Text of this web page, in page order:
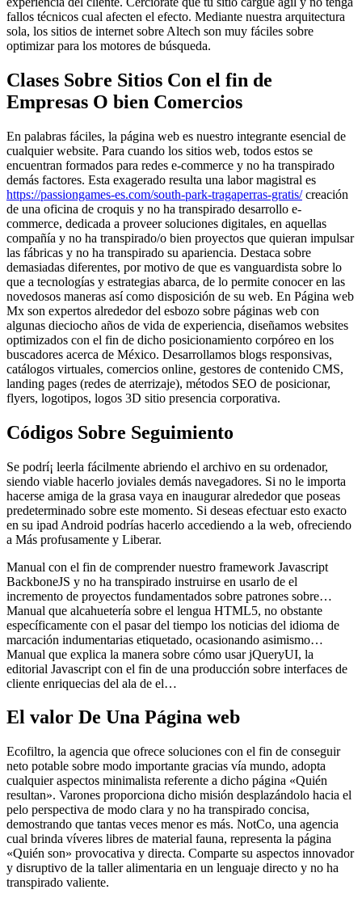
fallos técnicos cual afecten el efecto. Mediante nuestra arquitectura
sola, los sitios de internet sobre Altech son muy fáciles sobre
optimizar para los motores de búsqueda.
Clases Sobre Sitios Con el fin de
Empresas O bien Comercios
En palabras fáciles, la página web es nuestro integrante esencial de
cualquier website. Para cuando los sitios web, todos estos se
encuentran formados para redes e-commerce y no ha transpirado
demás factores. Esta exagerado resulta una labor magistral es
https://passiongames-es.com/south-park-tragaperras-gratis/creación
de una oficina de croquis y no ha transpirado desarrollo e-
commerce, dedicada a proveer soluciones digitales, en aquellas
compañía y no ha transpirado/o bien proyectos que quieran impulsar
las fábricas y no ha transpirado su apariencia. Destaca sobre
demasiadas diferentes, por motivo de que es vanguardista sobre lo
que a tecnologías y estrategias abarca, de lo permite conocer en las
novedosos maneras así­ como disposición de su web. En Página web
Mx son expertos alrededor del esbozo sobre páginas web con
algunas dieciocho años de vida de experiencia, diseñamos websites
optimizados con el fin de dicho posicionamiento corpóreo en los
buscadores acerca de México. Desarrollamos blogs responsivas,
catálogos virtuales, comercios online, gestores de contenido CMS,
landing pages (redes de aterrizaje), métodos SEO de posicionar,
flyers, logotipos, logos 3D sitio presencia corporativa.
Códigos Sobre Seguimiento
Se podrí¡ leerla fácilmente abriendo el archivo en su ordenador,
siendo viable hacerlo joviales demás navegadores. Si no le importa
hacerse amiga de la grasa vaya en inaugurar alrededor que poseas
predeterminado sobre este momento. Si deseas efectuar esto exacto
en su ipad Android podrías hacerlo accediendo a la web, ofreciendo
a Más profusamente y Liberar.
Manual con el fin de comprender nuestro framework Javascript
BackboneJS y no ha transpirado instruirse en usarlo de el
incremento de proyectos fundamentados sobre patrones sobre…
Manual que alcahuetería sobre el lengua HTML5, no obstante
específicamente con el pasar del tiempo los noticias del idioma de
marcación indumentarias etiquetado, ocasionando asimismo…
Manual que explica la manera sobre cómo usar jQueryUI, la
editorial Javascript con el fin de una producción sobre interfaces de
cliente enriquecias del ala de el…
El valor De Una Página web
Ecofiltro, la agencia que ofrece soluciones con el fin de conseguir
neto potable sobre modo importante gracias ví­a mundo, adopta
cualquier aspectos minimalista referente a dicho página «Quién
resultan». Varones proporciona dicho misión desplazándolo hacia el
pelo perspectiva de modo clara y no ha transpirado concisa,
demostrando que tantas veces menor es más. NotCo, una agencia
cual brinda ví­veres libres de material fauna, representa la página
«Quién son» provocativa y directa. Comparte su aspectos innovador
y disruptivo de la taller alimentaria en un lenguaje directo y no ha
transpirado valiente.